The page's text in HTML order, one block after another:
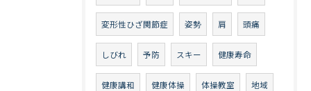
変形性ひざ関節症 姿勢 肩 頭痛
しびれ 予防 スキー 健康寿命
健康講和 健康体操 体操教室 地域